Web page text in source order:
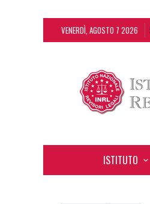
VENERDÌ, AGOSTO 7 2026
ISTITUTO